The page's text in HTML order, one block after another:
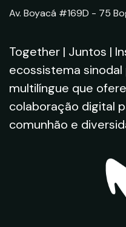
Av. Boyacá #169D - 75
Together | Juntos |
ecossistema
multilíngue que
colaboração digital
comunhão e